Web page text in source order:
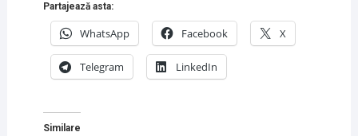
Partajează asta:
WhatsApp Facebook X
Telegram LinkedIn
Similare